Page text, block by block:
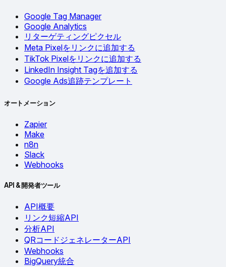
Google Tag Manager
Google Analytics
リターゲティングピクセル
Meta Pixelをリンクに追加する
TikTok Pixelをリンクに追加する
LinkedIn Insight Tagを追加する
Google Ads追跡テンプレート
オートメーション
Zapier
Make
n8n
Slack
Webhooks
API & 開発者ツール
API概要
リンク短縮API
分析API
QRコードジェネレーターAPI
Webhooks
BigQuery統合